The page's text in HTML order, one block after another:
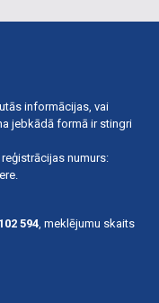
informācijas, vai
jebkādā formā ir stingri
numurs:
102 594 , meklējumu skaits